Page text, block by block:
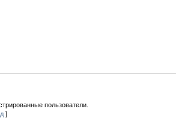
пользователи.
]